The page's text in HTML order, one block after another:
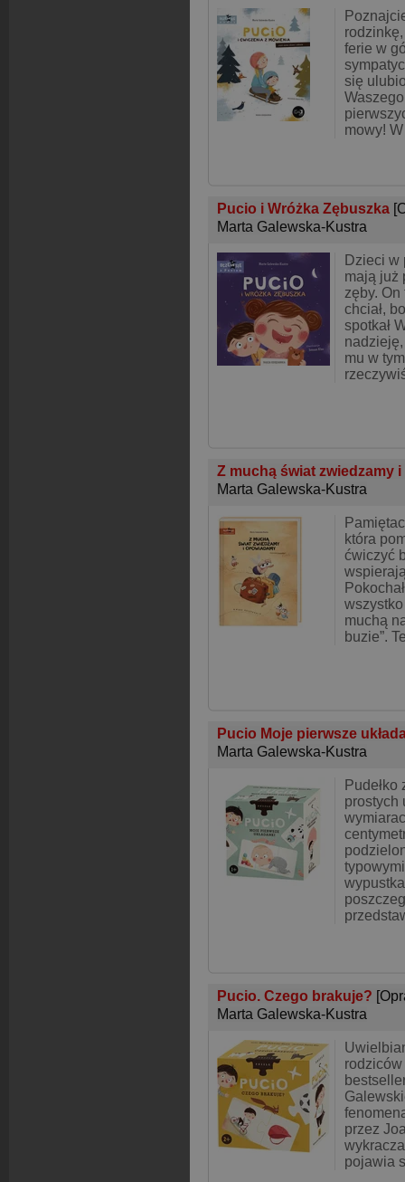
ferie w
się
mowy!
Pucio i Wróżka Zębuszka
Marta Galewska-Kustra
Dzieci w
mają już
zęby.
chciał,
spotkał
mu w
Z muchą świat zwiedzamy
Marta Galewska-Kustra
która
ćwiczyć
muchą
buzie”.
Pucio Moje pierwsze
Marta Galewska-Kustra
prostych
Pucio. Czego brakuje?
Marta Galewska-Kustra
przez
pojawia